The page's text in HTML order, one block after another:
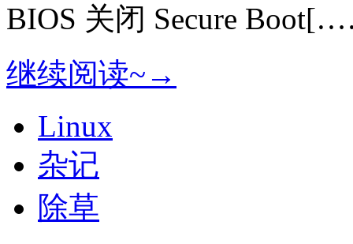
BIOS 关闭 Secure
继续阅读~→
Linux
杂记
除草